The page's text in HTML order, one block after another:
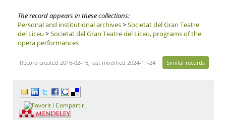
The record appears in these collections:
Personal and institutional archives>Societat del Gran Teatre
del Liceu >Societat del Gran Teatre del Liceu, programs of the
opera performances
Record created 2016-02-16, last modified 2024-11-24 Similar records